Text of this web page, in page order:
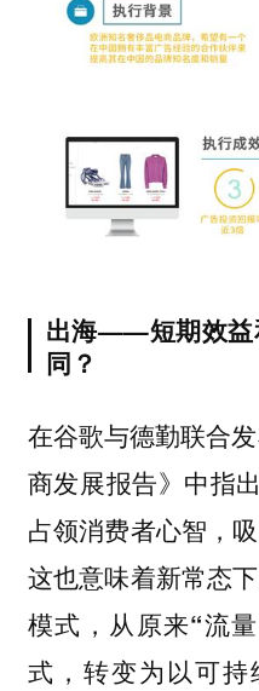
出海——短期效益
同？
在谷歌与德勤联合
商发展报告》中指
占领消费者心智，
这也意味着新常态
模式，从原来“流
式，转变为以可